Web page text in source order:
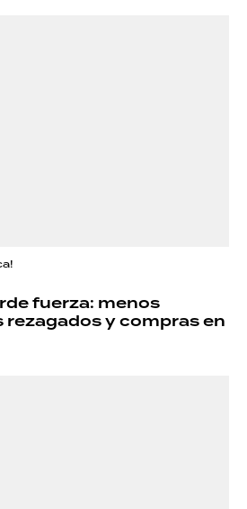
fuerza: menos
y compras en